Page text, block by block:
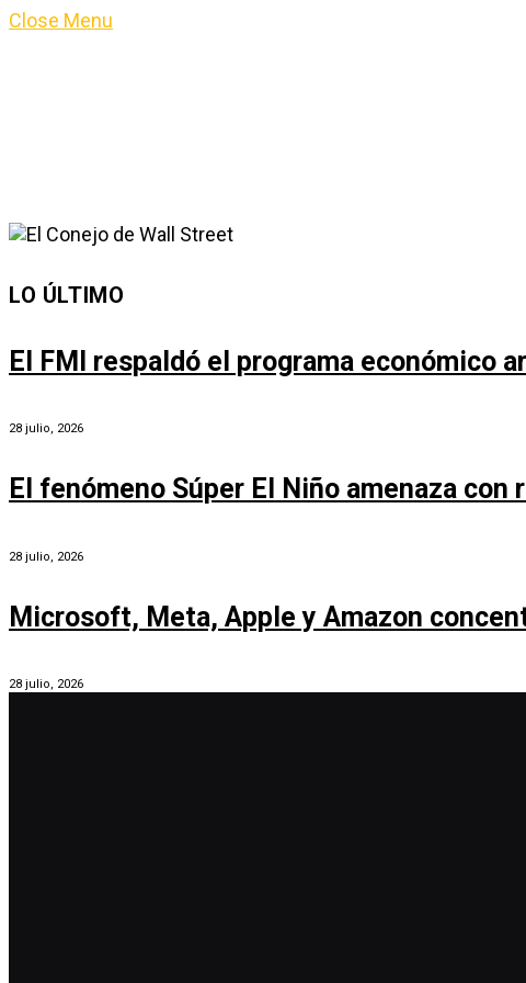
Close Menu
LO ÚLTIMO
El FMI respaldó el programa económico
28 julio, 2026
El fenómeno Súper El Niño amenaza
28 julio, 2026
Microsoft, Meta, Apple y Amazon
28 julio, 2026